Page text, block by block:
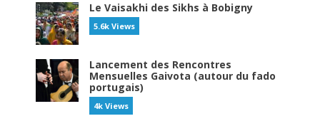
Le Vaisakhi des Sikhs à Bobigny
5.6k Views
Lancement des Rencontres
Mensuelles Gaivota (autour du fado
portugais)
4k Views